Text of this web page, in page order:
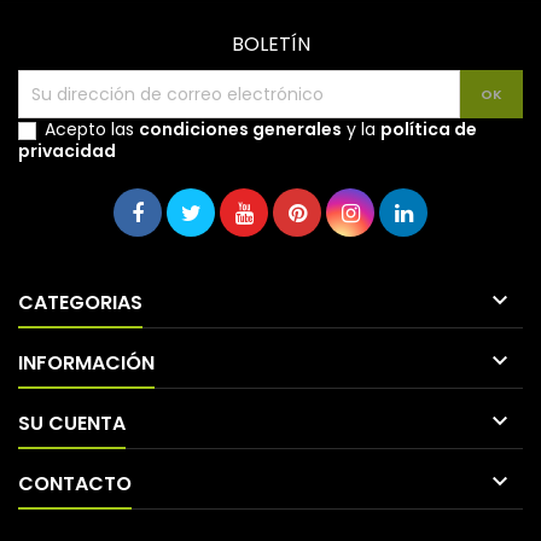
BOLETÍN
Acepto las condiciones generales y la política de
privacidad
CATEGORIAS 
INFORMACIÓN 
SU CUENTA 
CONTACTO 